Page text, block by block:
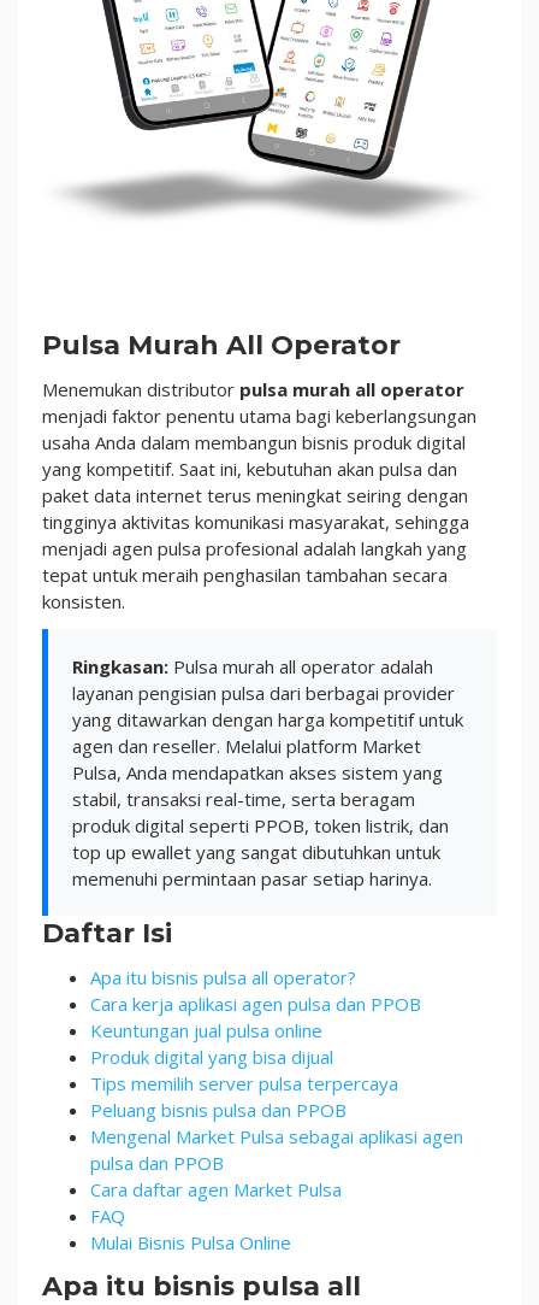
Pulsa Murah All Operator
Menemukan distributor pulsa murah all operator
menjadi faktor penentu utama bagi keberlangsungan
usaha Anda dalam membangun bisnis produk digital
yang kompetitif. Saat ini, kebutuhan akan pulsa dan
paket data internet terus meningkat seiring dengan
tingginya aktivitas komunikasi masyarakat, sehingga
menjadi agen pulsa profesional adalah langkah yang
tepat untuk meraih penghasilan tambahan secara
konsisten.
Ringkasan: Pulsa murah all operator adalah
layanan pengisian pulsa dari berbagai provider
yang ditawarkan dengan harga kompetitif untuk
agen dan reseller. Melalui platform Market
Pulsa, Anda mendapatkan akses sistem yang
stabil, transaksi real-time, serta beragam
produk digital seperti PPOB, token listrik, dan
top up ewallet yang sangat dibutuhkan untuk
memenuhi permintaan pasar setiap harinya.
Daftar Isi
Apa itu bisnis pulsa all operator?
Cara kerja aplikasi agen pulsa dan PPOB
Keuntungan jual pulsa online
Produk digital yang bisa dijual
Tips memilih server pulsa terpercaya
Peluang bisnis pulsa dan PPOB
Mengenal Market Pulsa sebagai aplikasi agen
pulsa dan PPOB
Cara daftar agen Market Pulsa
FAQ
Mulai Bisnis Pulsa Online
Apa itu bisnis pulsa all